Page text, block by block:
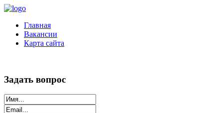
Главная
Вакансии
Карта сайта
Задать вопрос